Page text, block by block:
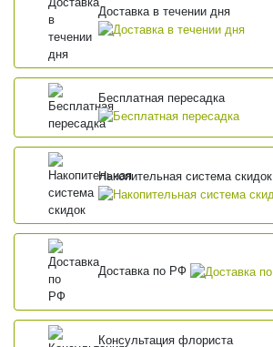
Доставка в течении дня
Бесплатная пересадка
Накопительная система скидок
Доставка по РФ
Консультация флориста